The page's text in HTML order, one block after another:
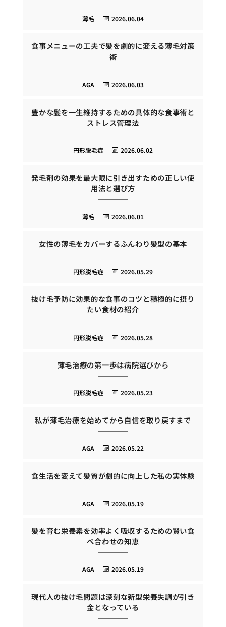
2026.06.04
薄毛
食事メニューの工夫で髪を劇的に変える薄毛対策
術
2026.06.03
AGA
豊かな髪を一生維持するための具体的な食事術と
ストレス管理法
2026.06.02
円形脱毛症
発毛剤の効果を最大限に引き出すための正しい使
用法と選び方
2026.06.01
薄毛
女性の薄毛をカバーするふんわり髪型の基本
2026.05.29
円形脱毛症
抜け毛予防に効果的な食事のコツと積極的に摂り
たい食材の紹介
2026.05.28
円形脱毛症
薄毛治療の第一歩は病院選びから
2026.05.23
円形脱毛症
私が薄毛治療を始めてから自信を取り戻すまで
2026.05.22
AGA
食生活を変えて髪質が劇的に向上した私の実体験
2026.05.19
AGA
髪を育む栄養素を効率よく吸収するための賢い食
べ合わせの知恵
2026.05.19
AGA
現代人の抜け毛問題は深刻な新型栄養失調が引き
金となっている